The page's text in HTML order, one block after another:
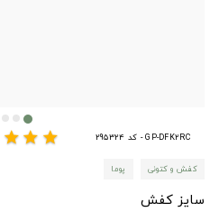
GP-DFK2RC - کد 295324 star
star
star
کفش و کتونی پوما
سایز کفش